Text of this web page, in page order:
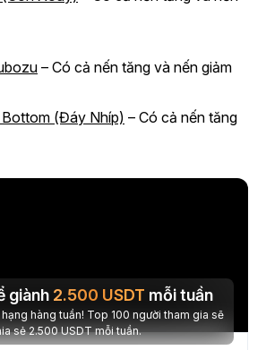
– Có cả nến tăng và nến giảm
(Đáy Nhíp) – Có cả nến tăng
giành 2.500 USDT mỗi tuần
tuần! Top 100 người tham gia sẽ
chia sẻ 2.500 USDT mỗi tuần.